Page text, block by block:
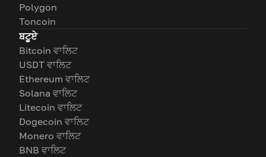
Polygon
Toncoin
ਬਟੂਏ
Bitcoin ਵਾਲਿਟ
USDT ਵਾਲਿਟ
Ethereum ਵਾਲਿਟ
Solana ਵਾਲਿਟ
Litecoin ਵਾਲਿਟ
Dogecoin ਵਾਲਿਟ
Monero ਵਾਲਿਟ
BNB ਵਾਲਿਟ